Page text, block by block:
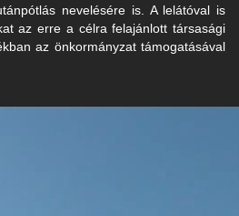
nevelésére is. A lelátóval is
az erre a célra felajánlott társasági
az önkormányzat támogatásával